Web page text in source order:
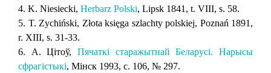
4. K. Niesiecki, Herbarz Polski, Lipsk 1841, t. VIII, s. 58.
5. T. Zychiński, Złota księga szlachty polskiej, Poznań 1891,
r. XIII, s. 31-33.
6. А. Цітоў, Пячаткі старажытнай Беларусі. Нарысы
сфрагістыкі, Мінск 1993, с. 106, № 297.